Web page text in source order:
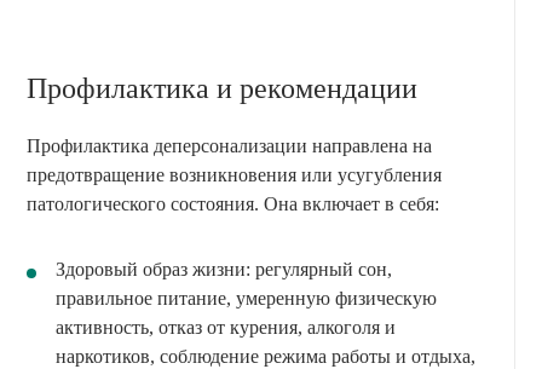
Профилактика и рекомендации
Профилактика деперсонализации направлена на
предотвращение возникновения или усугубления
патологического состояния. Она включает в себя:
Здоровый образ жизни: регулярный сон,
правильное питание, умеренную физическую
активность, отказ от курения, алкоголя и
наркотиков, соблюдение режима работы и отдыха,